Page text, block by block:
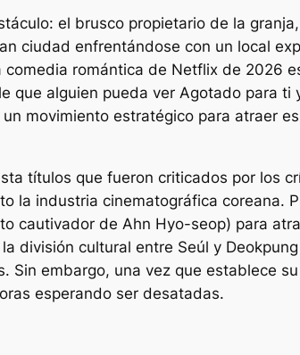
el brusco propietario de la
ciudad enfrentándose con un local
comedia romántica de Netflix de 2026
que alguien pueda ver Agotado para ti
movimiento estratégico para atraer
títulos que fueron criticados por los
la industria cinematográfica coreana.
cautivador de Ahn Hyo-seop) para
división cultural entre Seúl y
Sin embargo, una vez que establece
esperando ser desatadas.